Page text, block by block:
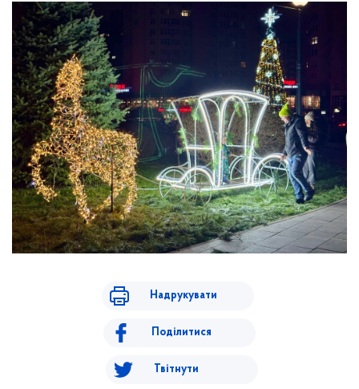
Надрукувати
Поділитися
Твітнути